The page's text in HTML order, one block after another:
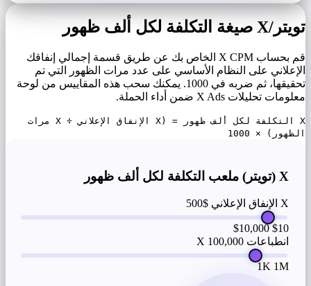
تويتر/X صيغة التكلفة لكل ألف ظهور
قم بحساب X CPM الخاص بك عن طريق قسمة إجمالي إنفاقك
الإعلاني على النظام الأساسي على عدد مرات الظهور التي تم
تحقيقها، ثم ضربه في 1000. يمكنك سحب هذه المقاييس من لوحة
معلومات تحليلات X Ads ضمن أداء الحملة.
X التكلفة لكل ألف ظهور = (X الإنفاق الإعلاني ÷ X مرات
الظهور) × 1000
X (تويتر) ملعب التكلفة لكل ألف ظهور
X الإنفاق الإعلاني $500
$10
$10,000
انطباعات X 100,000
1K 1M